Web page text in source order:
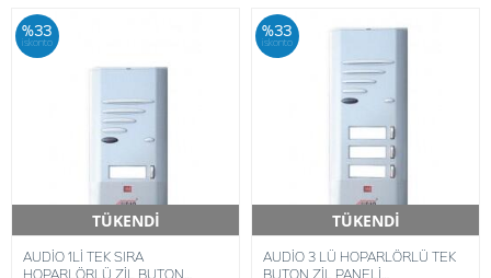
%33
iskonto
TÜKENDİ
Hızlı Teslimat
AUDİO 1Lİ TEK SIRA
HOPARLÖRLÜ ZİL BUTON
%33
iskonto
TÜKENDİ
Hızlı Teslimat
AUDİO 3 LÜ HOPARLÖRLÜ TEK
BUTON ZİL PANELİ